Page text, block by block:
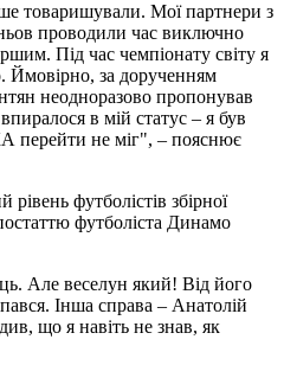
товаришували. Мої партнери з
проводили час виключно
Під час чемпіонату світу я
Ймовірно, за дорученням
неодноразово пропонував
в мій статус – я був
перейти не міг", – пояснює
футболістів збірної
футболіста Динамо
Але веселун який! Від його
Інша справа – Анатолій
що я навіть не знав, як